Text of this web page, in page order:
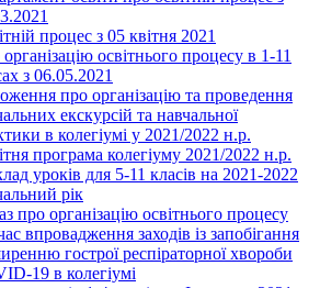
процес з 05 квітня 2021
освітнього процесу в 1-11
з 06.05.2021
про організацію та проведення
екскурсій та навчальної
в колегіумі у 2021/2022 н.р.
програма колегіуму 2021/2022 н.р.
уроків для 5-11 класів на 2021-2022
рік
про організацію освітнього процесу
впровадження заходів із запобігання
гострої респіраторної хвороби
19 в колегіумі